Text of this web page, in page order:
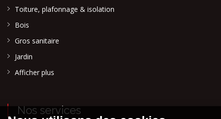
Toiture, plafonnage & isolation
Bois
Gros sanitaire
Jardin
Afficher plus
Nos services